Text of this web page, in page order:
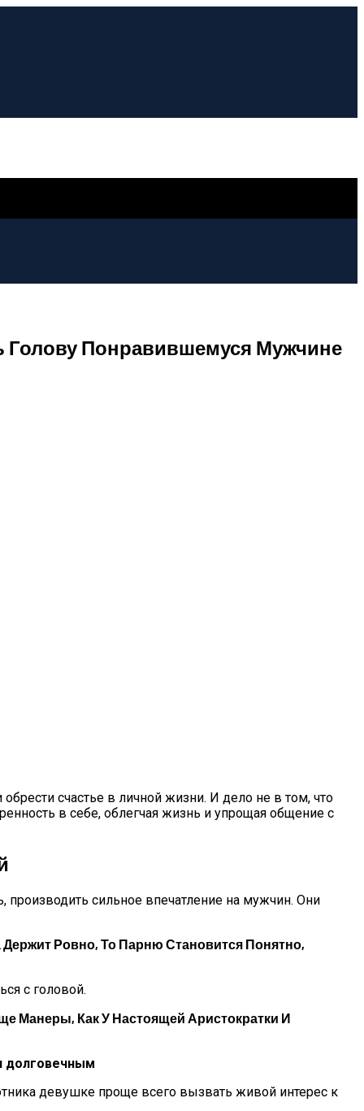
Голову Понравившемуся Мужчине
счастье в личной жизни. И дело не в том, что
в себе, облегчая жизнь и упрощая общение с
производить сильное впечатление на мужчин. Они
Ровно, То Парню Становится Понятно,
с головой.
Манеры, Как У Настоящей Аристократки И
долговечным
девушке проще всего вызвать живой интерес к